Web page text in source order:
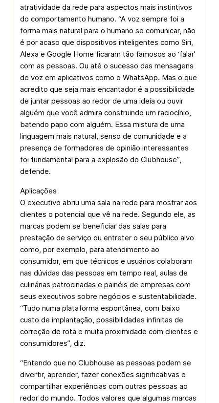
atratividade da rede para aspectos mais instintivos
do comportamento humano. “A voz sempre foi a
forma mais natural para o humano se comunicar, não
é por acaso que dispositivos inteligentes como Siri,
Alexa e Google Home ficaram tão famosos ao ‘falar’
com as pessoas. Ou até o sucesso das mensagens
de voz em aplicativos como o WhatsApp. Mas o que
acredito que seja mais encantador é a possibilidade
de juntar pessoas ao redor de uma ideia ou ouvir
alguém que você admira construindo um raciocínio,
batendo papo com alguém. Essa mistura de uma
linguagem mais natural, senso de comunidade e a
presença de formadores de opinião interessantes
foi fundamental para a explosão do Clubhouse”,
defende.
Aplicações
O executivo abriu uma sala na rede para mostrar aos
clientes o potencial que vê na rede. Segundo ele, as
marcas podem se beneficiar das salas para
prestação de serviço ou entreter o seu público alvo
como, por exemplo, para atendimento ao
consumidor, em que técnicos e usuários colaboram
nas dúvidas das pessoas em tempo real, aulas de
culinárias patrocinadas e painéis de empresas com
seus executivos sobre negócios e sustentabilidade.
“Tudo numa plataforma espontânea, com baixo
custo de implantação, possibilidades infinitas de
correção de rota e muita proximidade com clientes e
consumidores”, diz.
“Entendo que no Clubhouse as pessoas podem se
divertir, aprender, fazer conexões significativas e
compartilhar experiências com outras pessoas ao
redor do mundo. Todos valores que algumas marcas